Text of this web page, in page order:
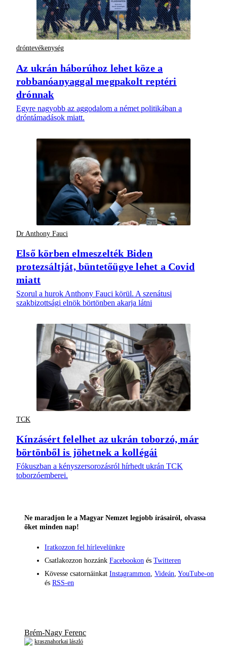
dróntevékenység
Az ukrán háborúhoz lehet köze a
robbanóanyaggal megpakolt reptéri
drónnak
Egyre nagyobb az aggodalom a német politikában a
dróntámadások miatt.
Dr Anthony Fauci
Első körben elmeszelték Biden
protezsáltját, büntetőügye lehet a Covid
miatt
Szorul a hurok Anthony Fauci körül. A szenátusi
szakbizottsági elnök börtönben akarja látni
TCK
Kínzásért felelhet az ukrán toborzó, már
börtönből is jöhetnek a kollégái
Fókuszban a kényszersorozásról hírhedt ukrán TCK
toborzóemberei.
Ne maradjon le a Magyar Nemzet legjobb írásairól, olvassa
őket minden nap!
Iratkozzon fel hírlevelünkre
Csatlakozzon hozzánk Facebookon és Twitteren
Kövesse csatornáinkat Instagrammon, Videán, YouTube-on
és RSS-en
Brém-Nagy Ferenc
krasznahorkai lászló